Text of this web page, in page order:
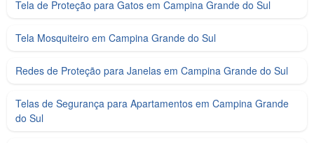
Tela de Proteção para Gatos em Campina Grande do Sul
Tela Mosquiteiro em Campina Grande do Sul
Redes de Proteção para Janelas em Campina Grande do Sul
Telas de Segurança para Apartamentos em Campina Grande
do Sul